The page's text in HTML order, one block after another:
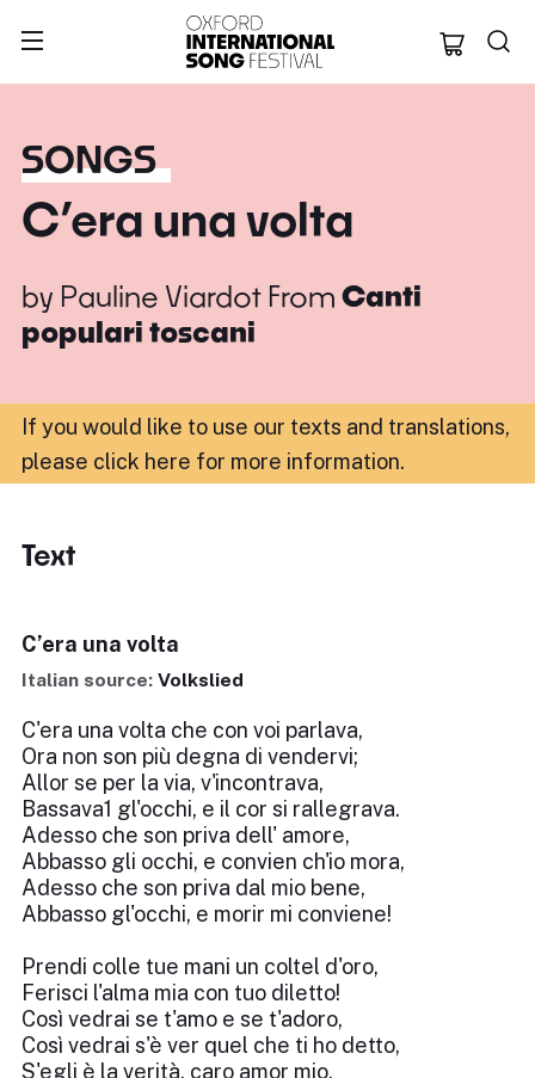
Oxford
SONGS
C’era una volta
by Pauline Viardot From Canti
populari toscani
If you would like to use our texts and translations,
please click here for more information.
Text
C’era una volta
Italian source: Volkslied
C'era una volta che con voi parlava,
Ora non son più degna di vendervi;
Allor se per la via, v'incontrava,
Bassava1 gl'occhi, e il cor si rallegrava.
Adesso che son priva dell' amore,
Abbasso gli occhi, e convien ch'io mora,
Adesso che son priva dal mio bene,
Abbasso gl'occhi, e morir mi conviene!
Prendi colle tue mani un coltel d'oro,
Ferisci l'alma mia con tuo diletto!
Così vedrai se t'amo e se t'adoro,
Così vedrai s'è ver quel che ti ho detto,
S'egli è la verità, caro amor mio,